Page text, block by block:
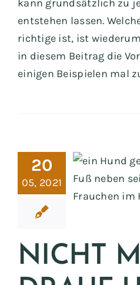
kann grundsätzlich zu
entstehen lassen.
richtige ist, ist
in diesem Beitrag die
einigen Beispielen mal
20
05, 2021
mit drauf
dabei
NICHT